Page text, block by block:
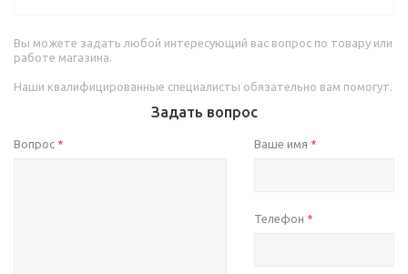
Вы можете задать любой интересующий вас вопрос по товару или
работе магазина.
Наши квалифицированные специалисты обязательно вам помогут.
Задать вопрос
Вопрос * Ваше имя *
Телефон *